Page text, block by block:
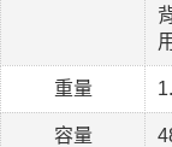
重量
容量